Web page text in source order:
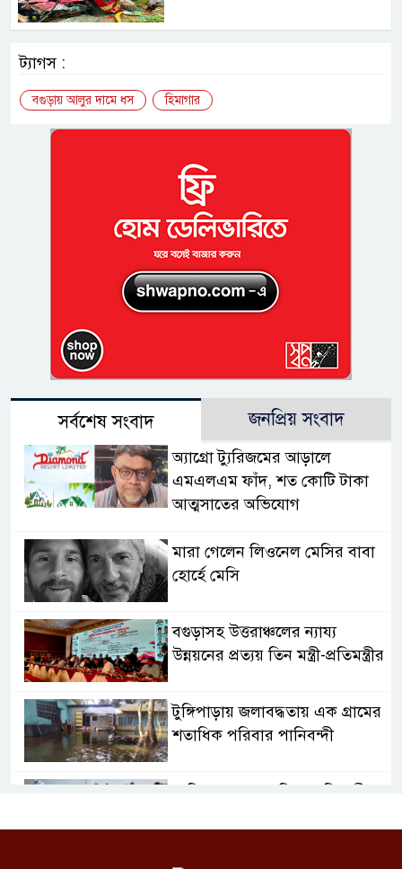
ট্যাগস :
বগুড়ায় আলুর দামে ধস হিমাগার
সর্বশেষ সংবাদ জনপ্রিয় সংবাদ
অ্যাগ্রো ট্যুরিজমের আড়ালে
এমএলএম ফাঁদ, শত কোটি টাকা
আত্মসাতের অভিযোগ
মারা গেলেন লিওনেল মেসির বাবা
হোর্হে মেসি
বগুড়াসহ উত্তরাঞ্চলের ন্যায্য
উন্নয়নের প্রত্যয় তিন মন্ত্রী-প্রতিমন্ত্রীর
টুঙ্গিপাড়ায় জলাবদ্ধতায় এক গ্রামের
শতাধিক পরিবার পানিবন্দী